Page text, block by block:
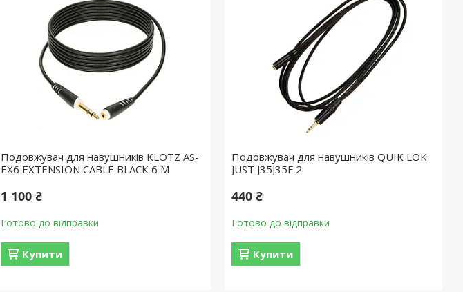
Подовжувач для навушників KLOTZ AS-
EX6 EXTENSION CABLE BLACK 6 M
1 100 ₴
Готово до відправки
Купити
Подовжувач для навушників QUIK LOK
JUST J35J35F 2
440 ₴
Готово до відправки
Купити